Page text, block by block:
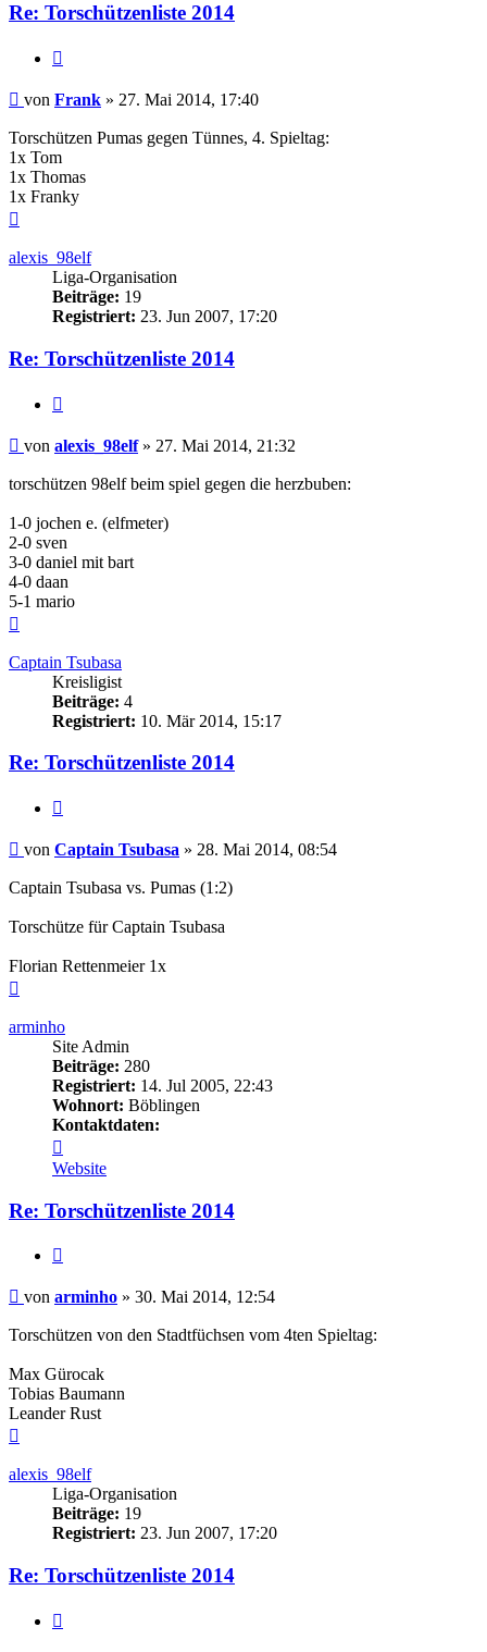
Re: Torschützenliste 2014
Beitrag
von Frank » 27. Mai 2014, 17:40
Torschützen Pumas gegen Tünnes, 4. Spieltag:
1x Tom
1x Thomas
1x Franky
alexis_98elf
Liga-Organisation
Beiträge: 19
Registriert: 23. Jun 2007, 17:20
Re: Torschützenliste 2014
Beitrag
von alexis_98elf» 27. Mai 2014, 21:32
torschützen 98elf beim spiel gegen die herzbuben:
1-0 jochen e. (elfmeter)
2-0 sven
3-0 daniel mit bart
4-0 daan
5-1 mario
Captain Tsubasa
Kreisligist
Beiträge: 4
Registriert: 10. Mär 2014, 15:17
Re: Torschützenliste 2014
Beitrag
von Captain Tsubasa » 28. Mai 2014, 08:54
Captain Tsubasa vs. Pumas (1:2)
Torschütze für Captain Tsubasa
Florian Rettenmeier 1x
arminho
Site Admin
Beiträge: 280
Registriert: 14. Jul 2005, 22:43
Wohnort: Böblingen
Kontaktdaten:
von
arminho
Website
Re: Torschützenliste 2014
Beitrag
von arminho » 30. Mai 2014, 12:54
Torschützen von den Stadtfüchsen vom 4ten Spieltag:
Max Gürocak
Tobias Baumann
Leander Rust
alexis_98elf
Liga-Organisation
Beiträge: 19
Registriert: 23. Jun 2007, 17:20
Re: Torschützenliste 2014